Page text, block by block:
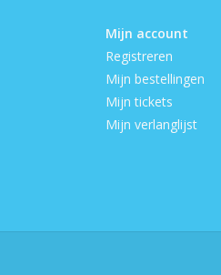
Mijn account
Registreren
Mijn bestellingen
Mijn tickets
Mijn verlanglijst